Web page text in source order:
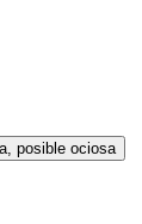
posible ociosa